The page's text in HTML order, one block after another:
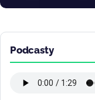
Podcasty